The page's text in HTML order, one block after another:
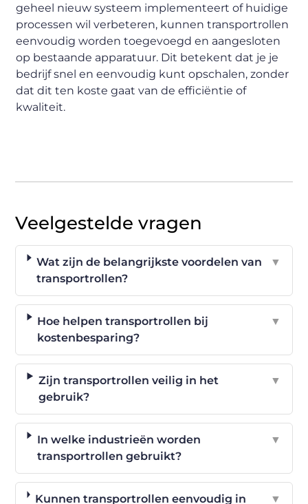
geheel nieuw systeem implementeert of huidige
processen wil verbeteren, kunnen transportrollen
eenvoudig worden toegevoegd en aangesloten
op bestaande apparatuur. Dit betekent dat je je
bedrijf snel en eenvoudig kunt opschalen, zonder
dat dit ten koste gaat van de efficiëntie of
kwaliteit.
Veelgestelde vragen
Wat zijn de belangrijkste voordelen van
transportrollen?
▼
Hoe helpen transportrollen bij
kostenbesparing?
▼
Zijn transportrollen veilig in het
gebruik?
▼
In welke industrieën worden
transportrollen gebruikt?
▼
Kunnen transportrollen eenvoudig in ▼